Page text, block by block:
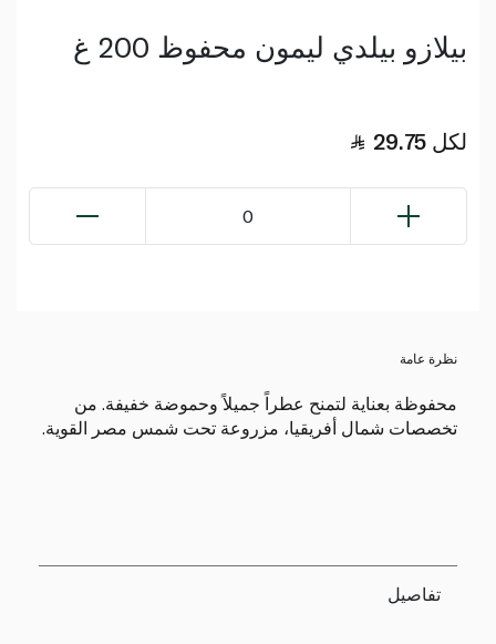
بيلازو بيلدي ليمون محفوظ 200 غ
29.75 لكل
0
نظرة عامة
محفوظة بعناية لتمنح عطراً جميلاً وحموضة خفيفة. من
تخصصات شمال أفريقيا، مزروعة تحت شمس مصر القوية.
تفاصيل